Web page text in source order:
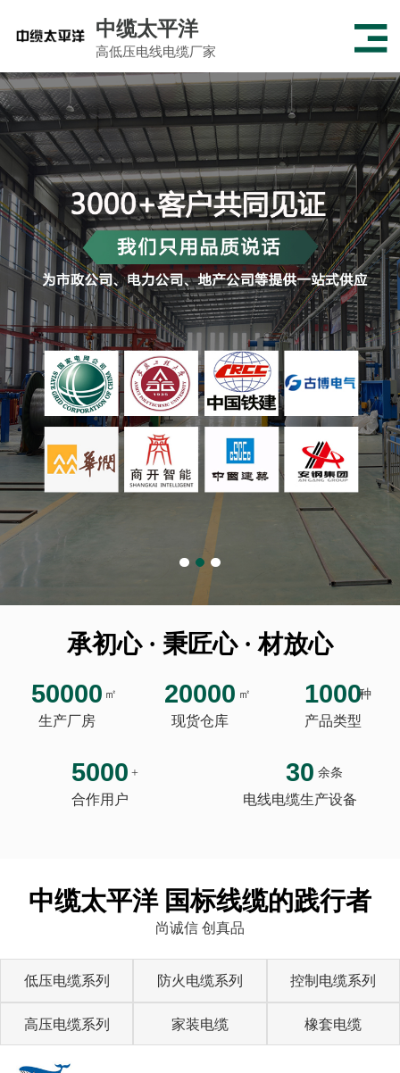
中缆太平洋
高低压电线电缆厂家
承初心 · 秉匠心 · 材放心
50000 ㎡
生产厂房
20000 ㎡
现货仓库
1000种
产品类型
5000 +
合作用户
30 余条
电线电缆生产设备
中缆太平洋 国标线缆的践行者
尚诚信 创真品
低压电缆系列 防火电缆系列 控制电缆系列
高压电缆系列 家装电缆 橡套电缆